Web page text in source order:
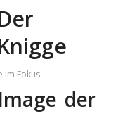
im Fokus
der